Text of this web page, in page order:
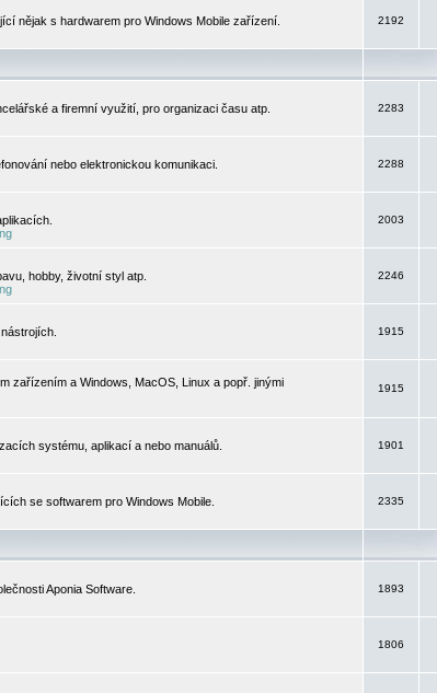
nějak s hardwarem pro Windows Mobile zařízení.
2192
a firemní využití, pro organizaci času atp.
2283
nebo elektronickou komunikaci.
2288
2003
hobby, životní styl atp.
2246
1915
zařízením a Windows, MacOS, Linux a popř. jinými
1915
systému, aplikací a nebo manuálů.
1901
se softwarem pro Windows Mobile.
2335
Aponia Software.
1893
1806